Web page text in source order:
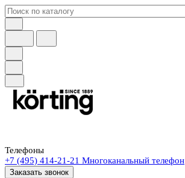
Телефоны
+7 (495) 414-21-21 Многоканальный телефон
Заказать звонок